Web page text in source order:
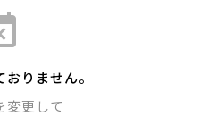
りません。
変更して